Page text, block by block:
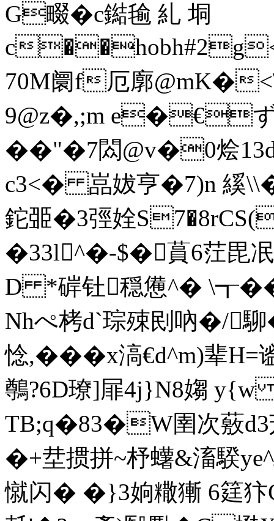
G畷�c鐑毺 糺 垌
c
70M阛f厄廓@mK�
9@z�,;m e�€
��"�7閦@v�0烩
c3<� 嵓妭亨�7)n 縘
鉈臦�3弳姾
�33l^�-$�蒷6茳毘冺\
D *硸钍穏憊^�
Nhぺ栲d`琮殐刡吶�/
惗,���x滈€d^m)辈H=
鷷?6D璙]屝4j}N8媰
TB;q�83�W圉次薂
�+坓掼拼~杼蠴&滀騤
憱闪� �}3姠糤獑 6筳